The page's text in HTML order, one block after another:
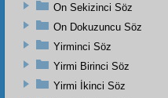
On Sekizinci Söz
On Dokuzuncu Söz
Yirminci Söz
Yirmi Birinci Söz
Yirmi İkinci Söz